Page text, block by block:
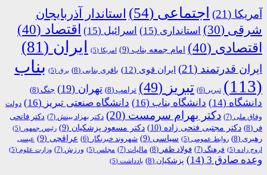
آمریکا (21) اجتماعی (54)
استاندار آذربایجان
شرقی (30) استانداری (15) اسرائیل (15) اقتصاد (40)
اقتصادی (40) امام جمعه بناب (9) امریکا (5) ایران (81)
ایران قدرتمند (21) ایران قوی (12) باقری بنابی (8) برق (5)
بناب
(113)
تبریر (6) تبریز (49) ترامپ (8) تهران (19) جنگ (8)
دانشگاه (14) دانشگاه بناب (16) دانشگاه صنعتی تبریز (16)
دولت
وفاق ملی (7) دکتر بهرام سرمست (20) دکتر بهزاد بینش (7)
دکتر فاتحی
فر (8) دکتر مجتبی فتحی زاده (10) دکتر مسعود پزشکیان (9) رئیس جمهور (5)
رهبری (8) روابط عمومی (5) سیاسی (9) شهروند خبرنگار (6) عراقچی (9)
عیسی
اروج زاده (5) فرهنگ (7) فولاد ظفر (8) مالیات (7) مجلس (5) ورزش (7) وزارت علوم (5)
وعده صادق 3 (14) پزشکیان (8) یادداشت (5)